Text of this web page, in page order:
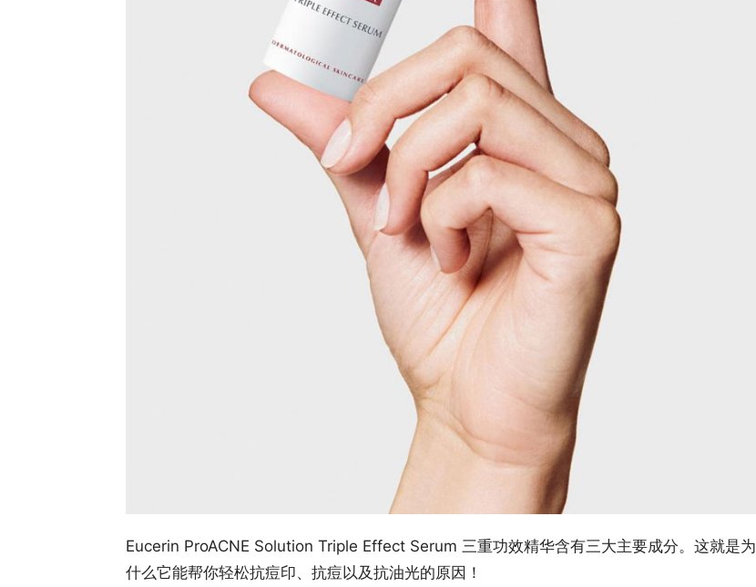
Eucerin ProACNE Solution Triple Effect Serum 三重功效精华含有三大主要成分。这就是为
什么它能帮你轻松抗痘印、抗痘以及抗油光的原因！